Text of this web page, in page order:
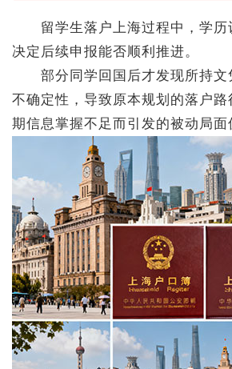
留学生落户上海过程中，学历
决定后续申报能否顺利推进。
部分同学回国后才发现所持文
不确定性，导致原本规划的落户
期信息掌握不足而引发的被动局面